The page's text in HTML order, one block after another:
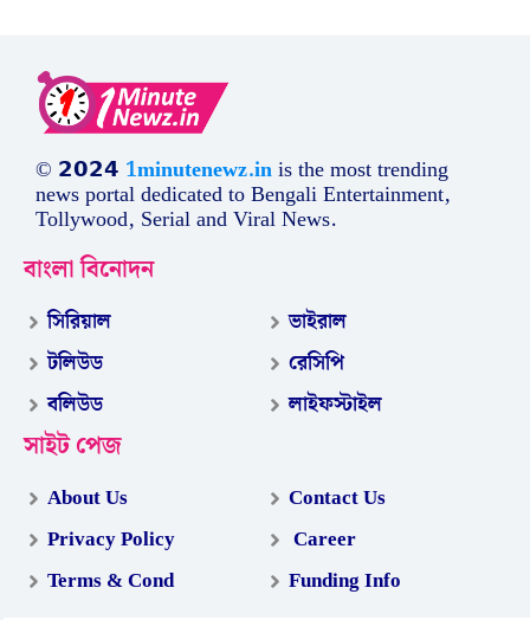
© 𝟮𝟬𝟮𝟰 1minutenewz.inis the most trending
news portal dedicated to Bengali Entertainment,
Tollywood, Serial and Viral News.
বাংলা বিনোদন
সিরিয়াল
টলিউড
বলিউড
ভাইরাল
রেসিপি
লাইফস্টাইল
সাইট পেজ
About Us
Privacy Policy
Terms & Cond
Contact Us
Career
Funding Info